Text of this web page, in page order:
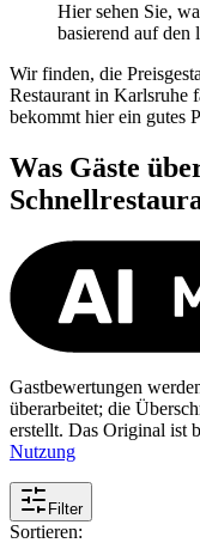
Hier sehen Sie,
basierend auf den
Wir finden, die
Restaurant in Karlsruhe
bekommt hier ein gutes
Was Gäste
Gastbewertungen
überarbeitet; die
erstellt. Das Original ist
Nutzung
Filter
Sortieren: